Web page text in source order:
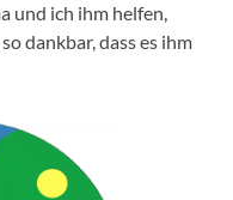
und ich ihm helfen,
dankbar, dass es ihm